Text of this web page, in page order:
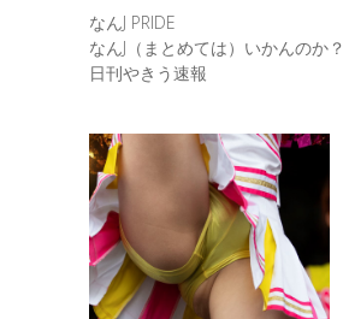
なんJ PRIDE
なんJ（まとめては）いかんのか？
日刊やきう速報